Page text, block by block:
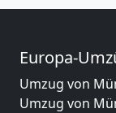
Europa-
Umzug von
Umzug von